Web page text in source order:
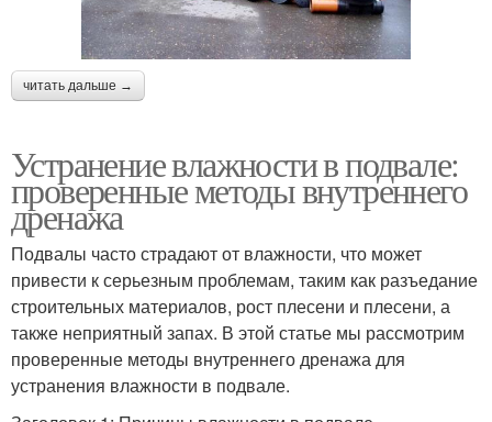
читать дальше →
Устранение влажности в подвале:
проверенные методы внутреннего
дренажа
Подвалы часто страдают от влажности, что может
привести к серьезным проблемам, таким как разъедание
строительных материалов, рост плесени и плесени, а
также неприятный запах. В этой статье мы рассмотрим
проверенные методы внутреннего дренажа для
устранения влажности в подвале.